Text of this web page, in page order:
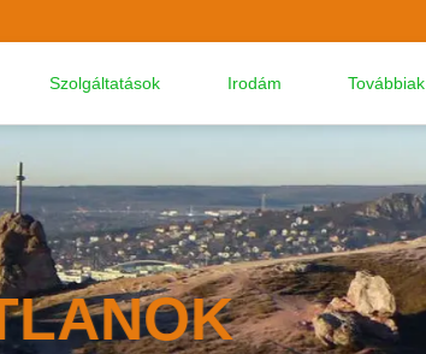
Szolgáltatások Irodám Továbbiak
RÉSZÉN